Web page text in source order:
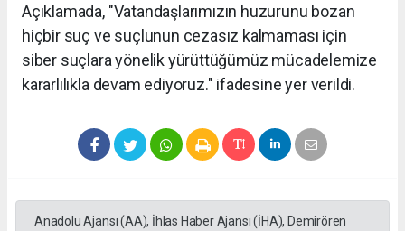
Açıklamada, "Vatandaşlarımızın huzurunu bozan
hiçbir suç ve suçlunun cezasız kalmaması için
siber suçlara yönelik yürüttüğümüz mücadelemize
kararlılıkla devam ediyoruz." ifadesine yer verildi.
Anadolu Ajansı (AA), İhlas Haber Ajansı (İHA), Demirören